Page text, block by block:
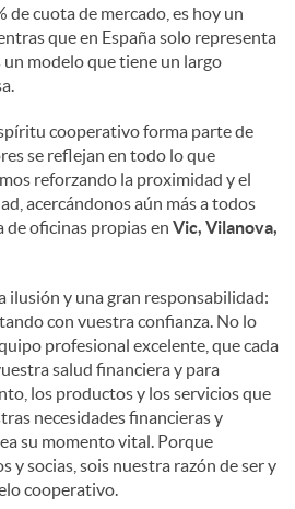
de cuota de mercado, es hoy un
que en España solo representa
un modelo que tiene un largo
cooperativo forma parte de
se reflejan en todo lo que
reforzando la proximidad y el
acercándonos aún más a todos
oficinas propias en Vic, Vilanova,
ilusión y una gran responsabilidad:
con vuestra confianza. No lo
profesional excelente, que cada
salud financiera y para
los productos y los servicios que
necesidades financieras y
su momento vital. Porque
y socias, sois nuestra razón de ser y
cooperativo.